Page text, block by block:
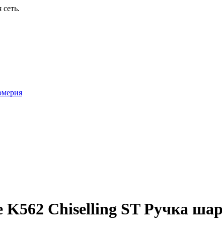
K562 Chiselling ST Ручка